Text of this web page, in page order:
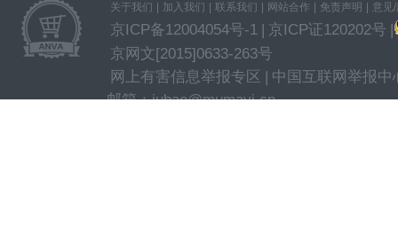
关于我们 加入我们 联系我们 网站合作 免责声明 意见
京ICP备12004054号-1 | 京ICP证120202号 |
京网文[2015]0633-263号
网上有害信息举报专区 | 中国互联网举报中
邮箱：jubao@mumayi.cn